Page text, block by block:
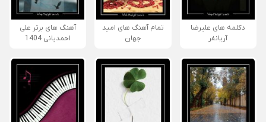
دکلمه های علیرضا
آریانفر
تمام آهنگ های امید
جهان
آهنگ های برتر علی
احمدیانی 1404